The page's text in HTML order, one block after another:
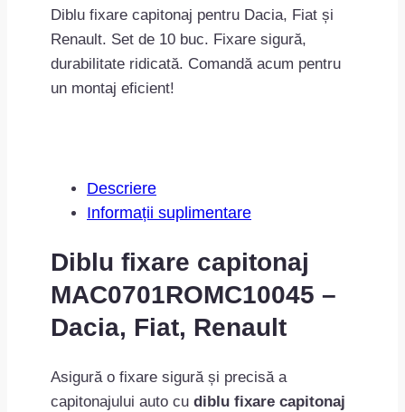
Diblu fixare capitonaj pentru Dacia, Fiat și
Renault. Set de 10 buc. Fixare sigură,
durabilitate ridicată. Comandă acum pentru
un montaj eficient!
Descriere
Informații suplimentare
Diblu fixare capitonaj
MAC0701ROMC10045 –
Dacia, Fiat, Renault
Asigură o fixare sigură și precisă a
capitonajului auto cu diblu fixare capitonaj